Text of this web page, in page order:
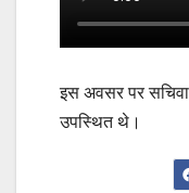
इस अवसर पर
उपस्थित थे।